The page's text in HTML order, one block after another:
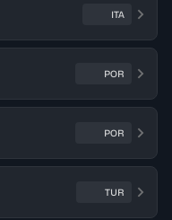
ITA
POR
POR
TUR